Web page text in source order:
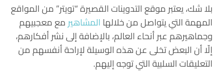
بلا شك، يعتبر موقع التدوينات القصيرة “تويتر” من المواقع
المهمة التي يتواصل من خلالها المشاهيرمع معجبيهم
وجماهيرهم عبر أنحاء العالم، بالإضافة إلى نشر أفكارهم،
إلّا أن البعض تخلى عن هذه الوسيلة لإراحة أنفسهم من
التعليقات السلبية التي توجه إليهم.